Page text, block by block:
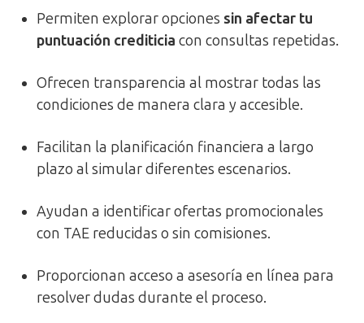
Permiten explorar opciones sin afectar tu
puntuación crediticia con consultas repetidas.
Ofrecen transparencia al mostrar todas las
condiciones de manera clara y accesible.
Facilitan la planificación financiera a largo
plazo al simular diferentes escenarios.
Ayudan a identificar ofertas promocionales
con TAE reducidas o sin comisiones.
Proporcionan acceso a asesoría en línea para
resolver dudas durante el proceso.